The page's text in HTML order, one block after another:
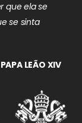
que ela se
se sinta
PAPA LEÃO XIV